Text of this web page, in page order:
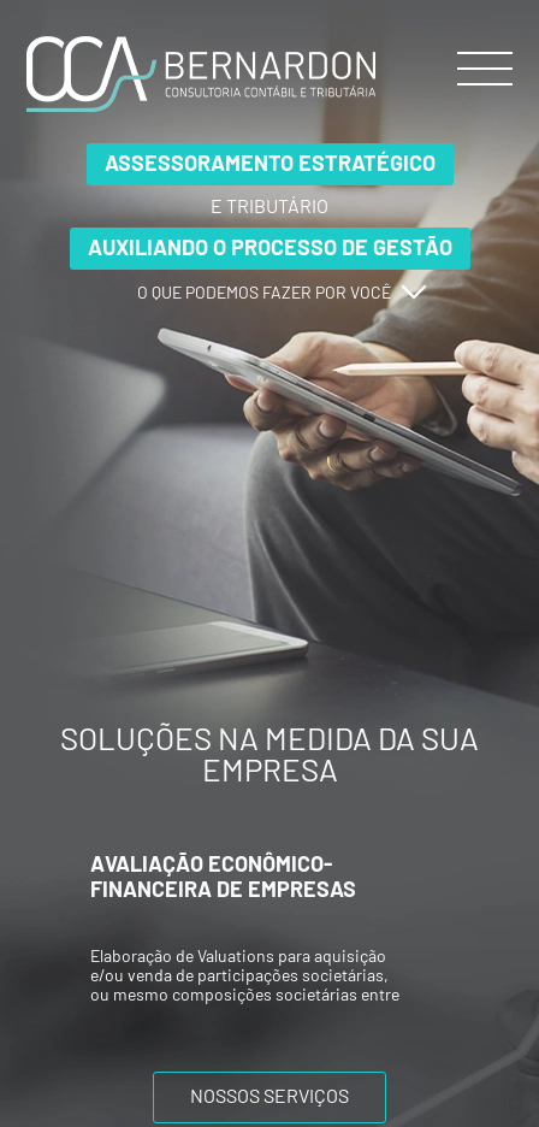
ASSESSORAMENTO ESTRATÉGICO
E TRIBUTÁRIO
AUXILIANDO O PROCESSO DE GESTÃO
O QUE PODEMOS FAZER POR VOCÊ
ASSESSORAMENTO ESTRATÉGICO
E TRIBUTÁRIO
AUXILIANDO O PROCESSO DE GESTÃO
O QUE PODEMOS FAZER POR VOCÊ
ASSESSORAMENTO ESTRATÉGICO
E TRIBUTÁRIO
AUXILIANDO O PROCESSO DE GESTÃO
O QUE PODEMOS FAZER POR VOCÊ
SOLUÇÕES NA MEDIDA DA SUA
EMPRESA
AVALIAÇÃO ECONÔMICO-
FINANCEIRA DE EMPRESAS
Elaboração de Valuations para aquisição
e/ou venda de participações societárias,
ou mesmo composições societárias entre
NOSSOS SERVIÇOS